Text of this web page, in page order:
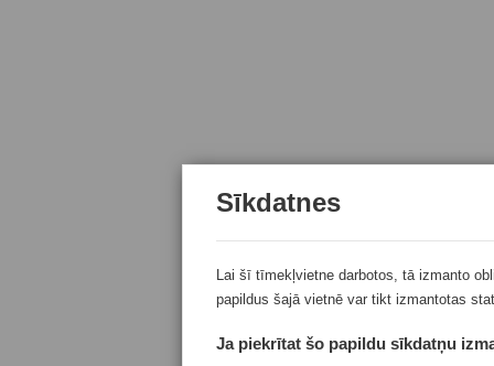
Sīkdatnes
Lai šī tīmekļvietne darbotos, tā izmanto
papildus šajā vietnē var tikt izmantotas
Ja piekrītat šo papildu sīkdatņu